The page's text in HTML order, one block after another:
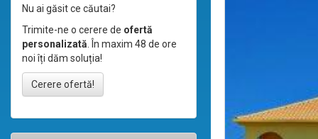
Nu ai găsit ce căutai?
Trimite-ne o cerere de ofertă
personalizată. În maxim 48 de ore
noi îți dăm soluția!
Cerere ofertă!